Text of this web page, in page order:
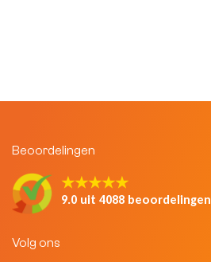
Beoordelingen
★★★★★
9.0 uit 4088 beoordelingen
Volg ons